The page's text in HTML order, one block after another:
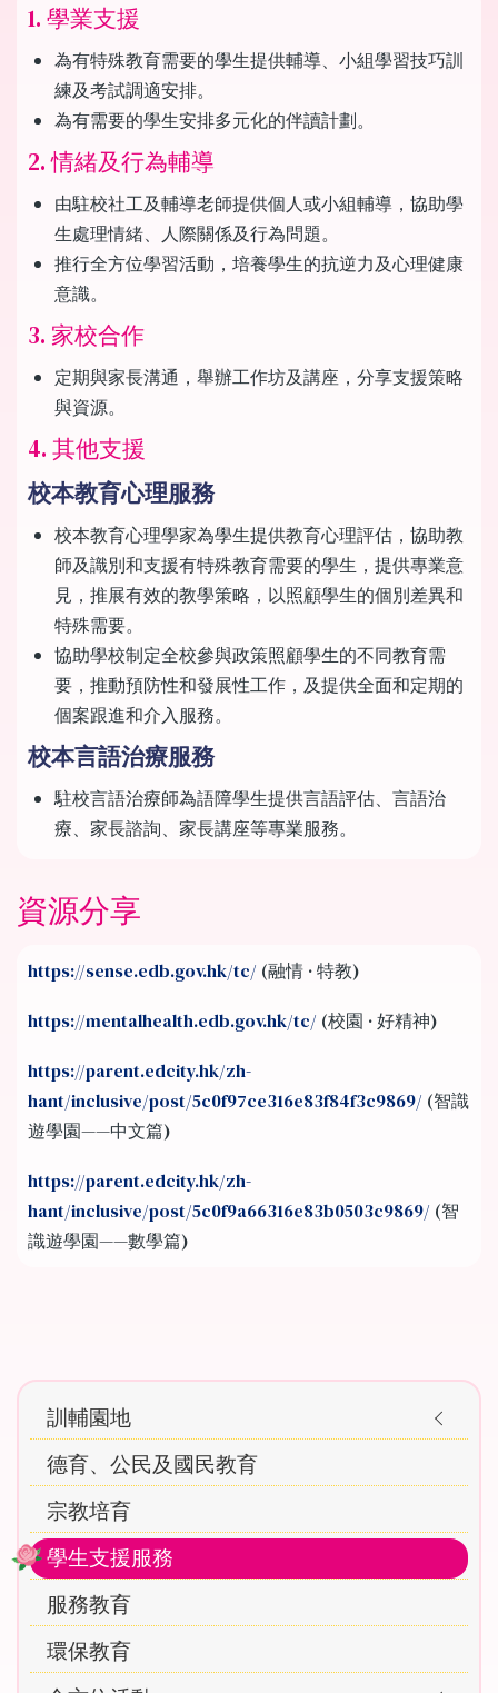
1. 學業支援
為有特殊教育需要的學生提供輔導、小組學習技巧訓
練及考試調適安排。
為有需要的學生安排多元化的伴讀計劃。
2. 情緒及行為輔導
由駐校社工及輔導老師提供個人或小組輔導，協助學
生處理情緒、人際關係及行為問題。
推行全方位學習活動，培養學生的抗逆力及心理健康
意識。
3. 家校合作
定期與家長溝通，舉辦工作坊及講座，分享支援策略
與資源。
4. 其他支援
校本教育心理服務
校本教育心理學家為學生提供教育心理評估，協助教
師及識別和支援有特殊教育需要的學生，提供專業意
見，推展有效的教學策略，以照顧學生的個別差異和
特殊需要。
協助學校制定全校參與政策照顧學生的不同教育需
要，推動預防性和發展性工作，及提供全面和定期的
個案跟進和介入服務。
校本言語治療服務
駐校言語治療師為語障學生提供言語評估、言語治
療、家長諮詢、家長講座等專業服務。
資源分享
https://sense.edb.gov.hk/tc/ (融情 · 特教)
https://mentalhealth.edb.gov.hk/tc/ (校園 · 好精神)
https://parent.edcity.hk/zh-
hant/inclusive/post/5c0f97ce316e83f84f3c9869/ (智識
遊學園——中文篇)
https://parent.edcity.hk/zh-
hant/inclusive/post/5c0f9a66316e83b0503c9869/ (智
識遊學園——數學篇)
Main
navigation
訓輔園地
德育、公民及國民教育
宗教培育
學生支援服務
服務教育
環保教育